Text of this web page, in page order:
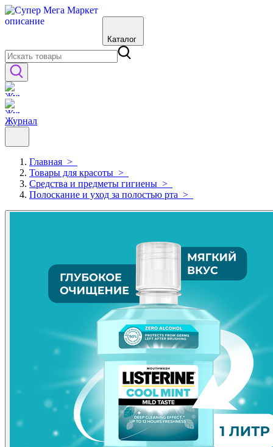
Каталог
Журнал
Главная >
Товары для красоты >
Средства и предметы гигиены >
Полоскание и уход за полостью рта >